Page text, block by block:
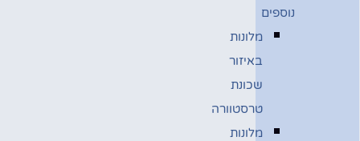
נוספים
מלונות
באיזור
שכונת
טרסטוורה
מלונות